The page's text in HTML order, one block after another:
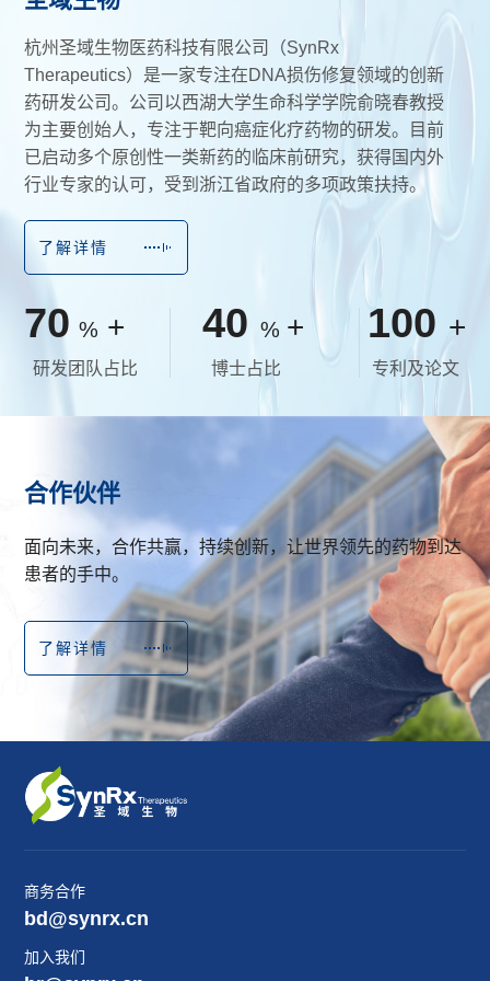
杭州圣域生物医药科技有限公司（SynRx
Therapeutics）是一家专注在DNA损伤修复领域的创新
药研发公司。公司以西湖大学生命科学学院俞晓春教授
为主要创始人，专注于靶向癌症化疗药物的研发。目前
已启动多个原创性一类新药的临床前研究，获得国内外
行业专家的认可，受到浙江省政府的多项政策扶持。
了解详情
70 % +
研发团队占比
40 % +
博士占比
100 +
专利及论文
合作伙伴
面向未来，合作共赢，持续创新，让世界领先的药物到达
患者的手中。
了解详情
商务合作
bd@synrx.cn
加入我们